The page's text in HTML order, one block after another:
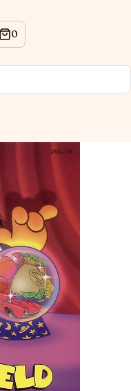
en ontvang
op te nemen, in